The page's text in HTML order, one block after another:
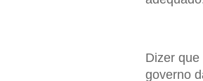
Dizer
governo